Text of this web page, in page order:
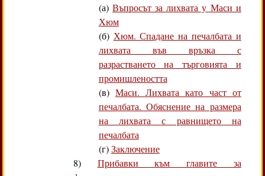
(а) Въпросът за лихвата у Маси и
Хюм
(б) Хюм. Спадане на печалбата и
лихвата във връзка с
разрастването на търговията и
промишлеността
(в) Маси. Лихвата като част от
печалбата. Обяснение на размера
на лихвата с равнището на
печалбата
(г)Заключение
8) Прибавки към главите за